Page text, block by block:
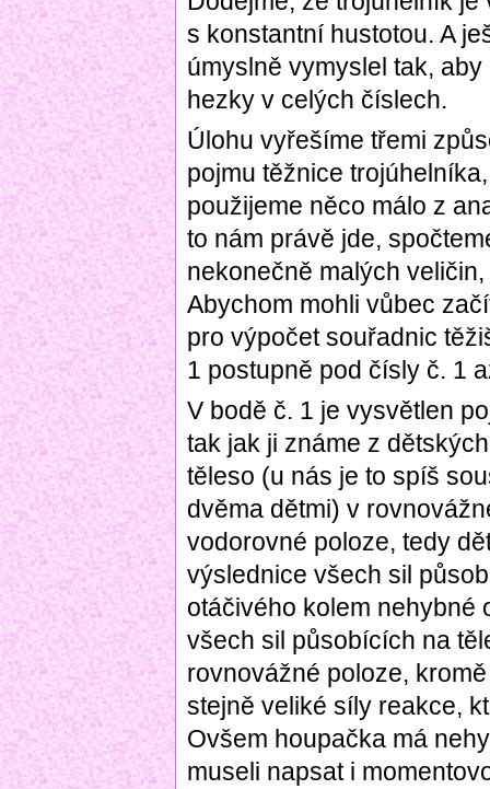
s konstantní hustotou. A
úmyslně vymyslel tak,
hezky v celých číslech.
Úlohu vyřešíme třemi
pojmu těžnice
použijeme něco málo z
to nám právě jde,
nekonečně malých
Abychom mohli vůbec
pro výpočet souřadnic
1 postupně pod čísly č. 1
V bodě č. 1 je vysvětlen
tak jak ji známe z
těleso (u nás je to spíš
dvěma dětmi) v
vodorovné poloze, tedy
výslednice všech sil
otáčivého kolem nehybné
všech sil působících na
rovnovážné poloze,
stejně veliké síly reakce,
Ovšem houpačka má
museli napsat i